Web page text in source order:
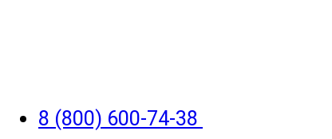
8 (800) 600-74-38